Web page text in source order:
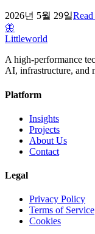
2026년 5월 29일
🦋
Littleworld
A high-performance
AI, infrastructure, and
Platform
Insights
Projects
About Us
Contact
Legal
Privacy Policy
Terms of Service
Cookies